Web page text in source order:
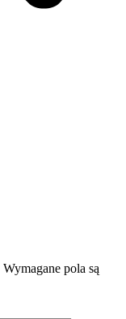
Wymagane pola są